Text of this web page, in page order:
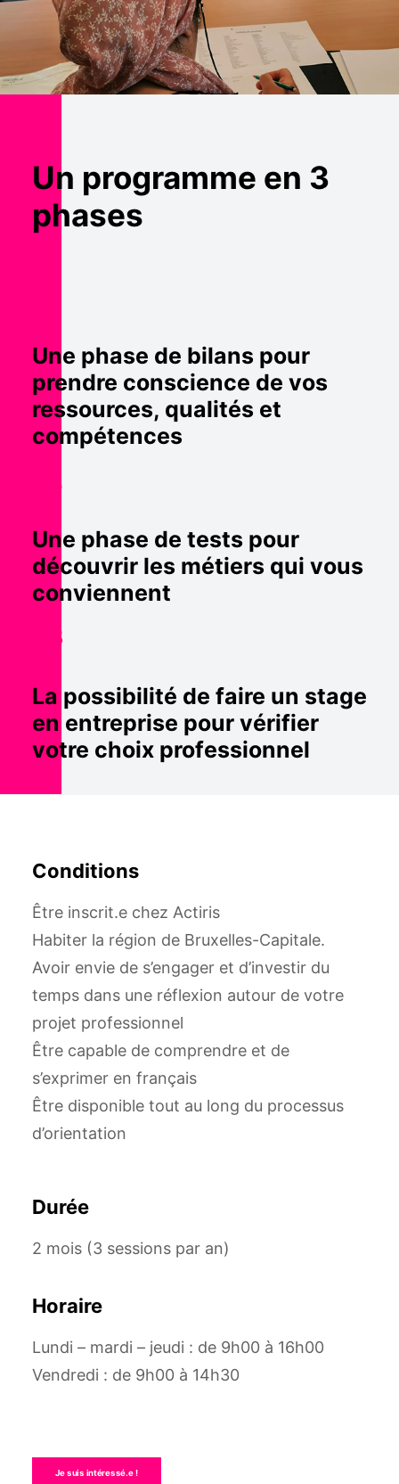
Un programme en 3
phases
Une phase de bilans pour
prendre conscience de vos
ressources, qualités et
compétences
02
Une phase de tests pour
découvrir les métiers qui vous
conviennent
03
La possibilité de faire un stage
en entreprise pour vérifier
votre choix professionnel
Conditions
Être inscrit.e chez Actiris
Habiter la région de Bruxelles-Capitale.
Avoir envie de s’engager et d’investir du
temps dans une réflexion autour de votre
projet professionnel
Être capable de comprendre et de
s’exprimer en français
Être disponible tout au long du processus
d’orientation
Durée
2 mois (3 sessions par an)
Horaire
Lundi – mardi – jeudi : de 9h00 à 16h00
Vendredi : de 9h00 à 14h30
Je suis intéressé.e !